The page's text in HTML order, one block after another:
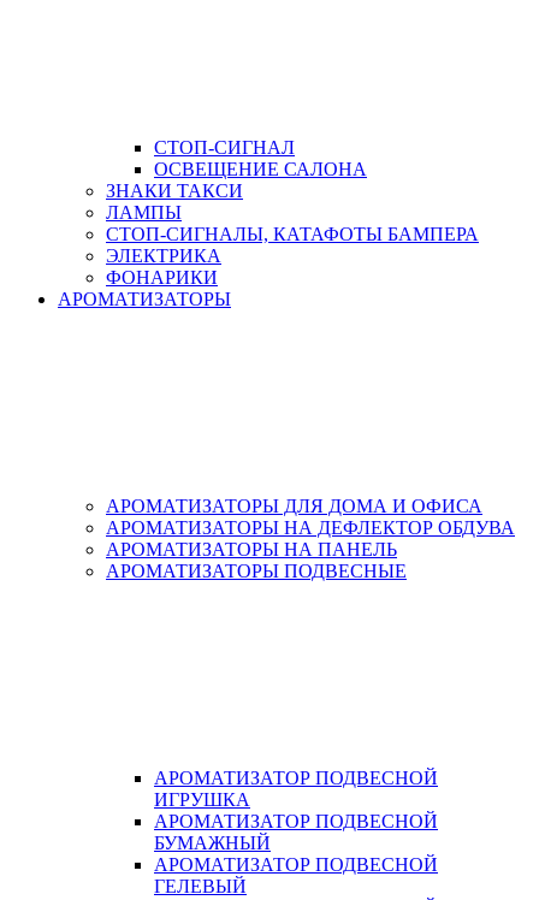
СТОП-СИГНАЛ
ОСВЕЩЕНИЕ САЛОНА
ЗНАКИ ТАКСИ
ЛАМПЫ
СТОП-СИГНАЛЫ, КАТАФОТЫ БАМПЕРА
ЭЛЕКТРИКА
ФОНАРИКИ
АРОМАТИЗАТОРЫ
АРОМАТИЗАТОРЫ ДЛЯ ДОМА И ОФИСА
АРОМАТИЗАТОРЫ НА ДЕФЛЕКТОР ОБДУВА
АРОМАТИЗАТОРЫ НА ПАНЕЛЬ
АРОМАТИЗАТОРЫ ПОДВЕСНЫЕ
АРОМАТИЗАТОР ПОДВЕСНОЙ
ИГРУШКА
АРОМАТИЗАТОР ПОДВЕСНОЙ
БУМАЖНЫЙ
АРОМАТИЗАТОР ПОДВЕСНОЙ
ГЕЛЕВЫЙ